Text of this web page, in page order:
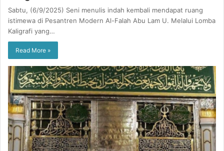
Sabtu, (6/9/2025) Seni menulis indah kembali mendapat ruang
istimewa di Pesantren Modern Al-Falah Abu Lam U. Melalui Lomba
Kaligrafi yang…
Read More »